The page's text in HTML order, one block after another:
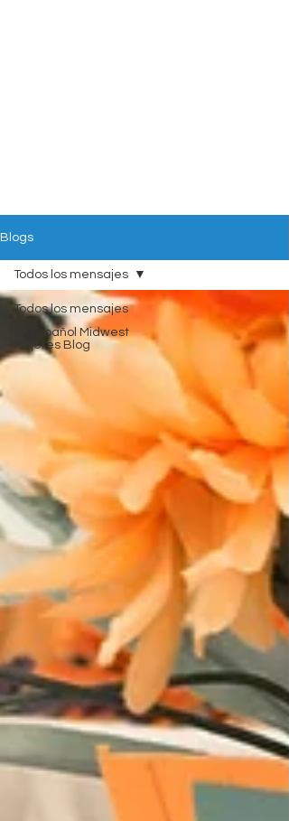
Blogs
Todos los mensajes
En Español Midwest
Mujeres Blog
Todos los mensajes